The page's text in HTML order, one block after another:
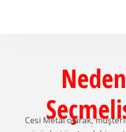
Cesi Metal olarak,